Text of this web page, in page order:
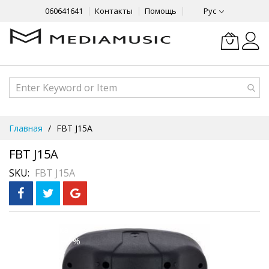
060641641 Контакты Помощь Рус
Content
Главная FBT J15A
FBT J15A
SKU FBT J15A
3 месяца без %